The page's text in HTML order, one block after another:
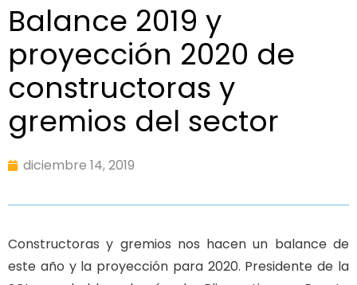
Balance 2019 y
proyección 2020 de
constructoras y
gremios del sector
diciembre 14, 2019
Constructoras y gremios nos hacen un balance de
este año y la proyección para 2020. Presidente de la